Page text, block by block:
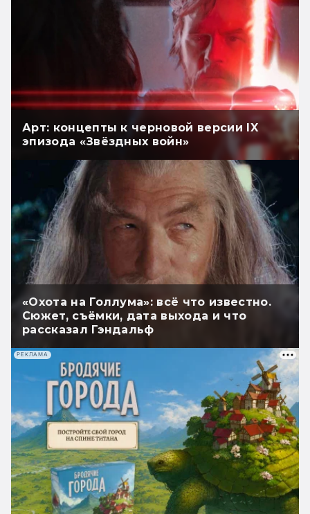
Арт: концепты к черновой версии IX
эпизода «Звёздных войн»
«Охота на Голлума»: всё что известно.
Сюжет, съёмки, дата выхода и что
рассказал Гэндальф
РЕКЛАМА